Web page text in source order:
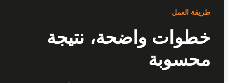
العمل
واضحة، نتيجة